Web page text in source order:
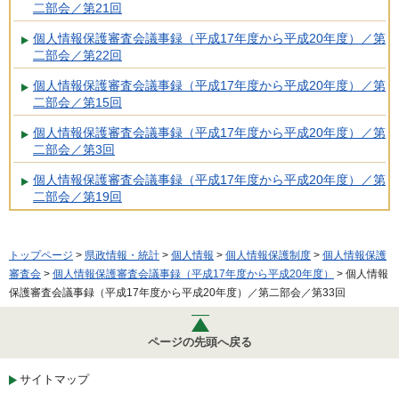
二部会／第21回
個人情報保護審査会議事録（平成17年度から平成20年度）／第
二部会／第22回
個人情報保護審査会議事録（平成17年度から平成20年度）／第
二部会／第15回
個人情報保護審査会議事録（平成17年度から平成20年度）／第
二部会／第3回
個人情報保護審査会議事録（平成17年度から平成20年度）／第
二部会／第19回
トップページ > 県政情報・統計 > 個人情報 > 個人情報保護制度 > 個人情報保護
審査会 > 個人情報保護審査会議事録（平成17年度から平成20年度）
> 個人情報
保護審査会議事録（平成17年度から平成20年度）／第二部会／第33回
ページの先頭へ戻る
サイトマップ